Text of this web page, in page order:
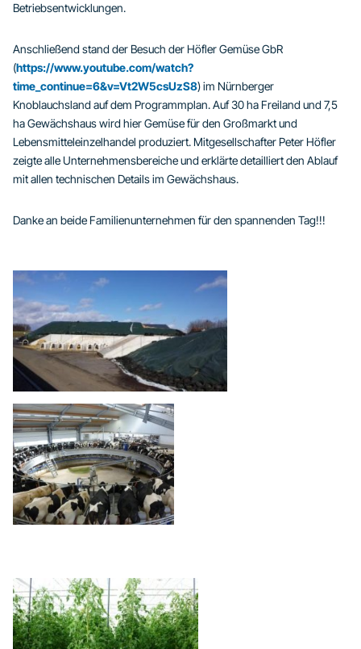
Betriebsentwicklungen.
Anschließend stand der Besuch der Höfler Gemüse GbR
(https://www.youtube.com/watch?
time_continue=6&v=Vt2W5csUzS8) im Nürnberger
Knoblauchsland auf dem Programmplan. Auf 30 ha Freiland und 7,5
ha Gewächshaus wird hier Gemüse für den Großmarkt und
Lebensmitteleinzelhandel produziert. Mitgesellschafter Peter Höfler
zeigte alle Unternehmensbereiche und erklärte detailliert den Ablauf
mit allen technischen Details im Gewächshaus.
Danke an beide Familienunternehmen für den spannenden Tag!!!